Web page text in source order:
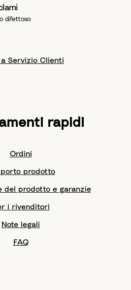
difettoso
a Servizio Clienti
rapidi
Ordini
prodotto
del prodotto e garanzie
i rivenditori
Note legali
FAQ